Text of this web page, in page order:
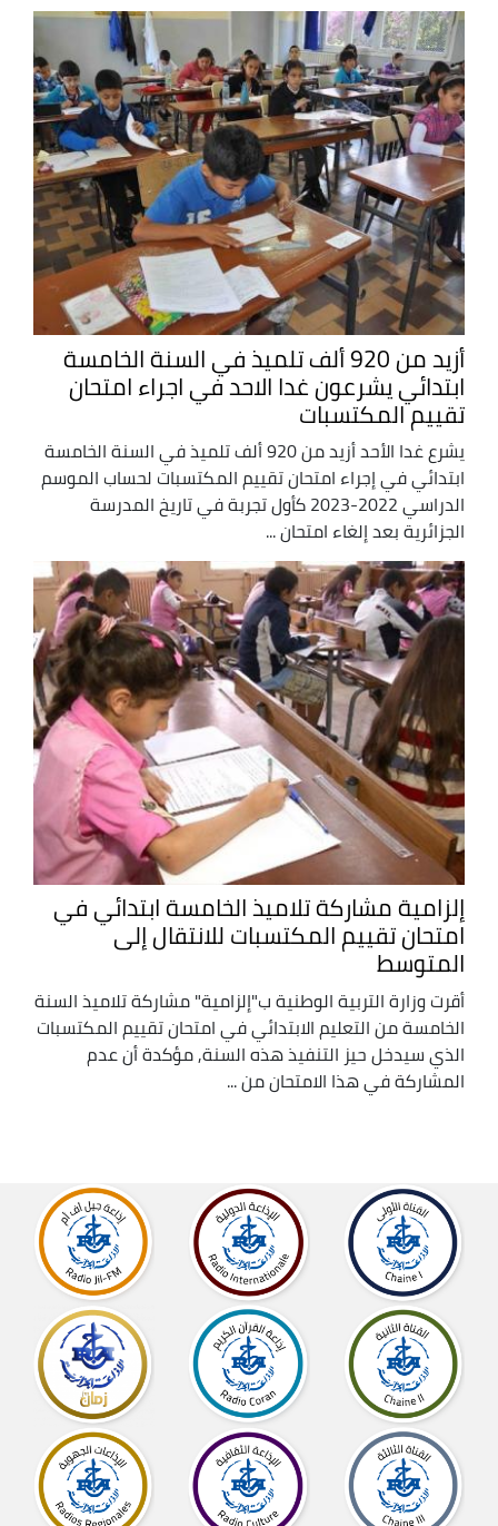
أزيد من 920 ألف تلميذ في السنة الخامسة
ابتدائي يشرعون غدا الاحد في اجراء امتحان
تقييم المكتسبات
يشرع غدا الأحد أزيد من 920 ألف تلميذ في السنة الخامسة
ابتدائي في إجراء امتحان تقييم المكتسبات لحساب الموسم
الدراسي 2022-2023 كأول تجربة في تاريخ المدرسة
الجزائرية بعد إلغاء امتحان ...
إلزامية مشاركة تلاميذ الخامسة ابتدائي في
امتحان تقييم المكتسبات للانتقال إلى
المتوسط
أقرت وزارة التربية الوطنية ب"إلزامية" مشاركة تلاميذ السنة
الخامسة من التعليم الابتدائي في امتحان تقييم المكتسبات
الذي سيدخل حيز التنفيذ هذه السنة, مؤكدة أن عدم
المشاركة في هذا الامتحان من ...